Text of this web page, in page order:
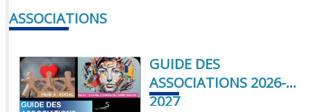
ASSOCIATIONS
GUIDE DES
ASSOCIATIONS 2026-
2027